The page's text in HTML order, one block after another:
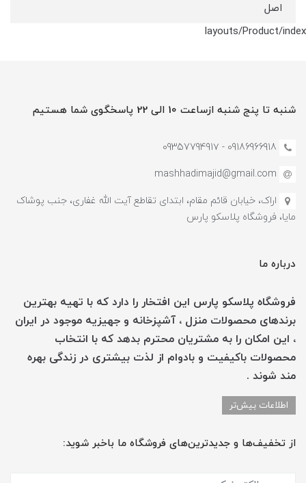
اصل
layouts/Product/index
شنبه تا پنج شنبه ازساعت 10 الی 22 پاسخگوی شما هستیم
09186966918 - 0935779491۷
mashhadimajid@gmail.com
اراک، خیابان قائم مقام، ابتدای تقاطع آیت الله غفاری، جنب پوشاک
مایا، فروشگاه پلاسکو پارس
درباره ما
فروشگاه پلاسکو پارس این افتخار را دارد که با تهیه بهترین
برندهای محصولات منزل ، آشپزخانه و جهیزیه موجود در ایران
، این امکان را به مشتریان محترم بدهد که با انتخاب
محصولات باکیفیت و بادوام از لذت بیشتری در زندگی بهره
مند شوند .
اطلاعات بیش‌تر
از تخفیف‌ها و جدیدترین‌های فروشگاه ما باخبر شوید: